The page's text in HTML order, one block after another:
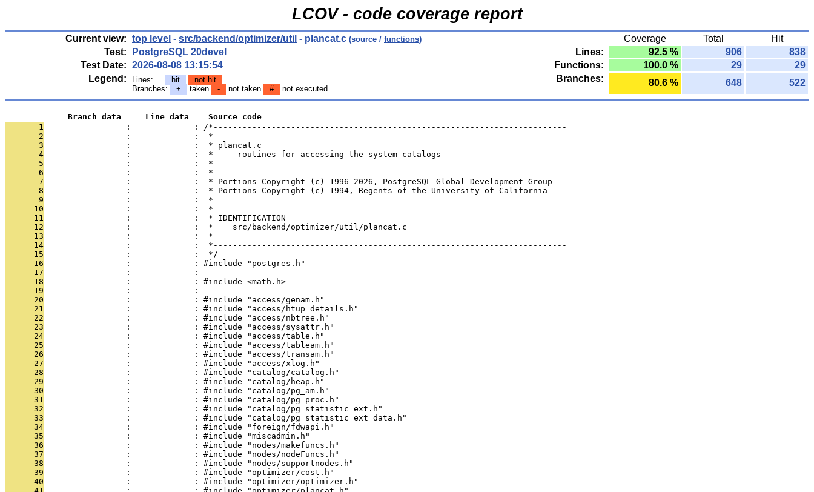
LCOV - code coverage report
Current view: top level - src/backend/optimizer/util - plancat.c (source / functions) Coverage Total
Hit
Test:
PostgreSQL 20devel Lines: 92.5 % 906
838
Test Date: 2026-08-08 13:15:54 Functions: 100.0 % 29
29
Legend:
Lines: hit
not hit
Branches:
+ taken - not taken # not executed
Branches: 80.6 % 648 522
             Branch data     Line data    Source code
       1
                 :             : /*-------------------------------------------------------------------------
       2
                 :             :  *
       3
                 :             :  * plancat.c
       4
                 :             :  *     routines for accessing the system catalogs
       5
                 :             :  *
       6
                 :             :  *
       7
                 :             :  * Portions Copyright (c) 1996-2026, PostgreSQL Global Development Group
       8
                 :             :  * Portions Copyright (c) 1994, Regents of the University of California
       9
                 :             :  *
      10
                 :             :  *
      11
                 :             :  * IDENTIFICATION
      12
                 :             :  *    src/backend/optimizer/util/plancat.c
      13
                 :             :  *
      14
                 :             :  *-------------------------------------------------------------------------
      15
                 :             :  */
      16
                 :             : #include "postgres.h"
      17
                 :             :
      18
                 :             : #include <math.h>
      19
                 :             :
      20
                 :             : #include "access/genam.h"
      21
                 :             : #include "access/htup_details.h"
      22
                 :             : #include "access/nbtree.h"
      23
                 :             : #include "access/sysattr.h"
      24
                 :             : #include "access/table.h"
      25
                 :             : #include "access/tableam.h"
      26
                 :             : #include "access/transam.h"
      27
                 :             : #include "access/xlog.h"
      28
                 :             : #include "catalog/catalog.h"
      29
                 :             : #include "catalog/heap.h"
      30
                 :             : #include "catalog/pg_am.h"
      31
                 :             : #include "catalog/pg_proc.h"
      32
                 :             : #include "catalog/pg_statistic_ext.h"
      33
                 :             : #include "catalog/pg_statistic_ext_data.h"
      34
                 :             : #include "foreign/fdwapi.h"
      35
                 :             : #include "miscadmin.h"
      36
                 :             : #include "nodes/makefuncs.h"
      37
                 :             : #include "nodes/nodeFuncs.h"
      38
                 :             : #include "nodes/supportnodes.h"
      39
                 :             : #include "optimizer/cost.h"
      40
                 :             : #include "optimizer/optimizer.h"